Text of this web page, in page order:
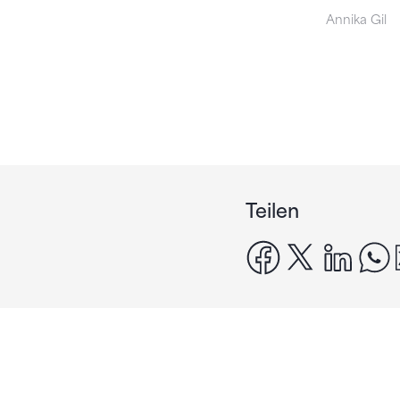
Annika Gil
Teilen
facebook
x